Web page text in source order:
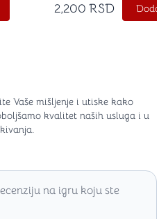
2,200 RSD
Vaše mišljenje i utiske kako
kvalitet naših usluga i u
na igru koju ste